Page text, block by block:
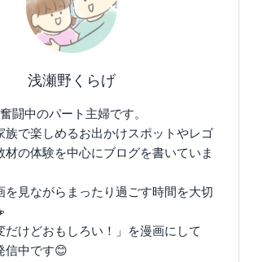
浅瀬野くらげ
闘中のパート主婦です。
族で楽しめるお出かけスポットやレゴ
材の体験を中心にブログを書いていま
を見ながらまったり過ごす時間を大切
だけどおもしろい！」を漫画にして
信中です😊